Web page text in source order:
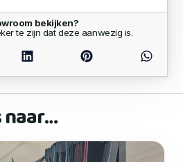
bekijken?
te zijn dat deze aanwezig is.
naar…